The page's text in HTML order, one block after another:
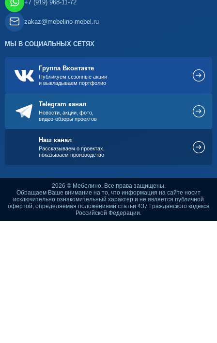
+7 (919) 968-11-72
zakaz@mebelino-mebel.ru
МЫ В СОЦИАЛЬНЫХ СЕТЯХ
Группа Вконтакте
Публикуем сезонные акции
и выкладываем портфолио
Telegram канал
Новости, акции, фото,
видео-обзоры проектов
Наш канал
Рассказываем о проектах,
показываем производство
2026 © Мебелино. Все права защищены.
Обращаем Ваше внимание на то, что информация на сайте носит
исключительно ознакомительный характер и не является публичной
офертой, определяемая положениями статьи 437 Гражданского кодекса
Российской Федерации.